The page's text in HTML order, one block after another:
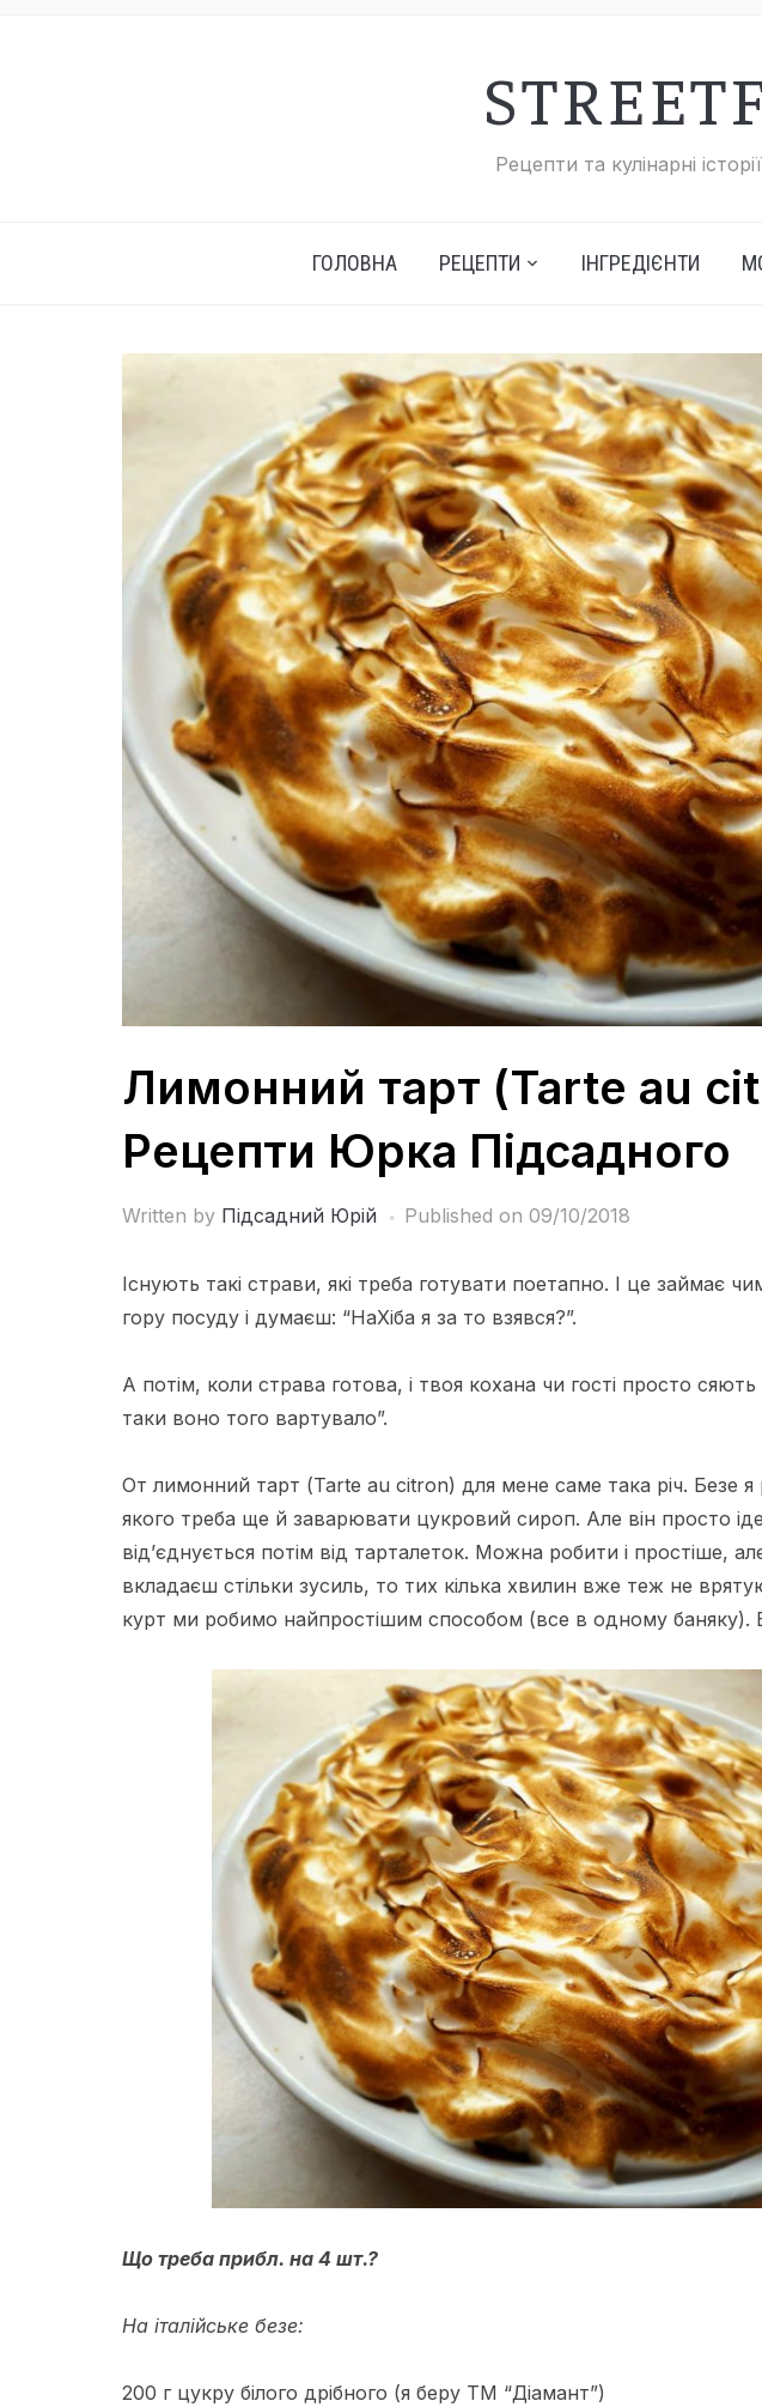
Рецепти та кулінарні
ГОЛОВНА РЕЦЕПТИ ІНГРЕДІЄНТИ
Лимонний тарт (Tarte au
Рецепти Юрка Підсадного
Written by Підсадний Юрій Published on 09/10/2018
Існують такі страви, які треба готувати поетапно. І це займає
гору посуду і думаєш: “НаХіба я за то взявся?”.
А потім, коли страва готова, і твоя кохана чи гості просто
таки воно того вартувало”.
От лимонний тарт (Tarte au citron) для мене саме така річ. Безе я
якого треба ще й заварювати цукровий сироп. Але він просто
від’єднується потім від тарталеток. Можна робити і простіше,
вкладаєш стільки зусиль, то тих кілька хвилин вже теж не
курт ми робимо найпростішим способом (все в одному баняку).
Що треба прибл. на 4 шт.?
На італійське безе:
200 г цукру білого дрібного (я беру ТМ “Діамант”)